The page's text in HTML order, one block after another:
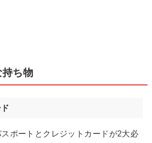
持ち物
スポートとクレジットカードが2大必